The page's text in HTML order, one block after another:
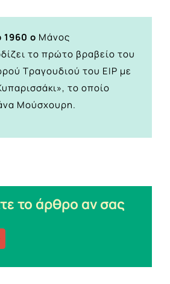
1960 ο Μάνος
το πρώτο βραβείο του
Τραγουδιού του ΕΙΡ με
το οποίο
Μούσχουρη.
το άρθρο αν σας